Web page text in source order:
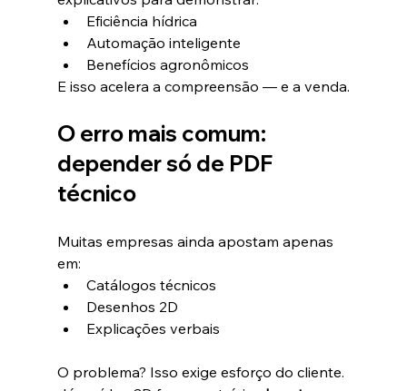
Eficiência hídrica
Automação inteligente
Benefícios agronômicos
E isso acelera a compreensão — e a venda.
O erro mais comum:
depender só de PDF
técnico
Muitas empresas ainda apostam apenas
em:
Catálogos técnicos
Desenhos 2D
Explicações verbais
O problema? Isso exige esforço do cliente.